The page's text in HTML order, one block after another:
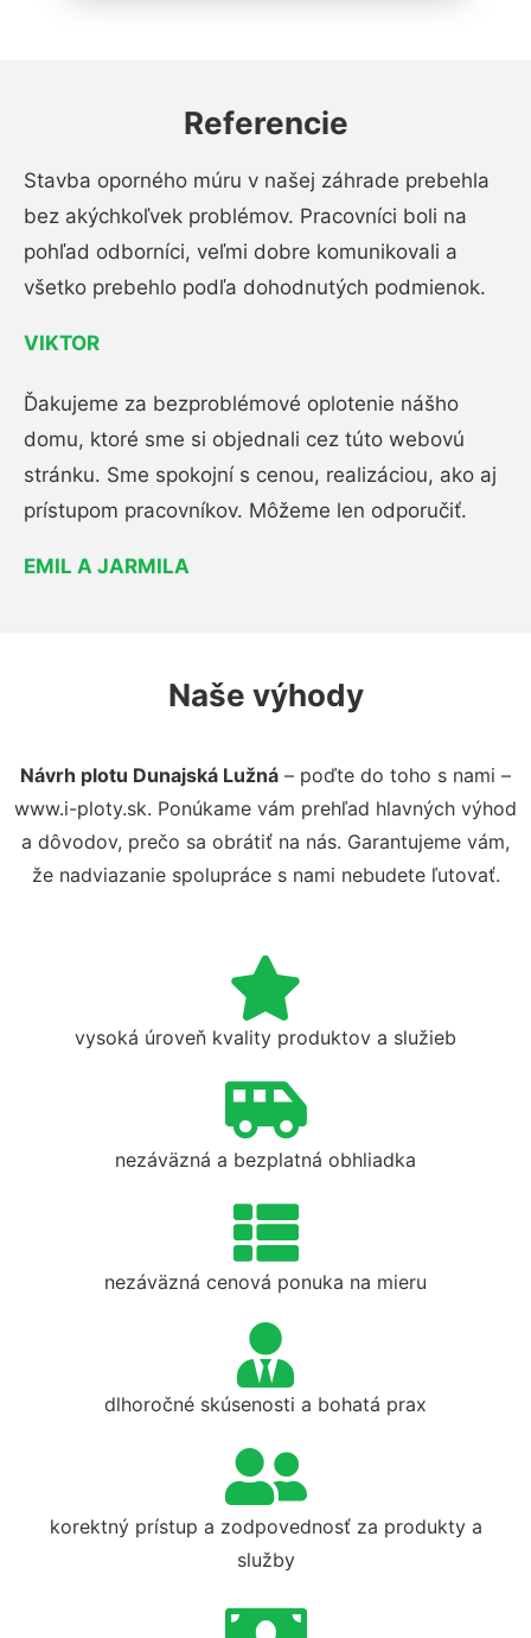
Referencie
Stavba oporného múru v našej záhrade prebehla
bez akýchkoľvek problémov. Pracovníci boli na
pohľad odborníci, veľmi dobre komunikovali a
všetko prebehlo podľa dohodnutých podmienok.
VIKTOR
Ďakujeme za bezproblémové oplotenie nášho
domu, ktoré sme si objednali cez túto webovú
stránku. Sme spokojní s cenou, realizáciou, ako aj
prístupom pracovníkov. Môžeme len odporučiť.
EMIL A JARMILA
Naše výhody
Návrh plotu Dunajská Lužná – poďte do toho s nami –
www.i-ploty.sk. Ponúkame vám prehľad hlavných výhod
a dôvodov, prečo sa obrátiť na nás. Garantujeme vám,
že nadviazanie spolupráce s nami nebudete ľutovať.
vysoká úroveň kvality produktov a služieb
nezáväzná a bezplatná obhliadka
nezáväzná cenová ponuka na mieru
dlhoročné skúsenosti a bohatá prax
korektný prístup a zodpovednosť za produkty a
služby